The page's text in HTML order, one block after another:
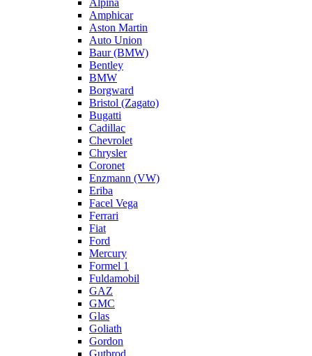
Alpina
Amphicar
Aston Martin
Auto Union
Baur (BMW)
Bentley
BMW
Borgward
Bristol (Zagato)
Bugatti
Cadillac
Chevrolet
Chrysler
Coronet
Enzmann (VW)
Eriba
Facel Vega
Ferrari
Fiat
Ford
Mercury
Formel 1
Fuldamobil
GAZ
GMC
Glas
Goliath
Gordon
Gutbrod